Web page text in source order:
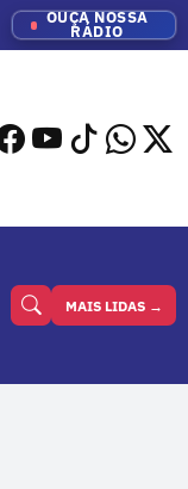
OUÇA NOSSA
RÁDIO
MAIS LIDAS →